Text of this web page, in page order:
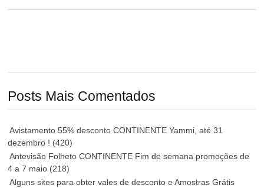
Posts Mais Comentados
Avistamento 55% desconto CONTINENTE Yammi, até 31
dezembro ! (420)
Antevisão Folheto CONTINENTE Fim de semana promoções de
4 a 7 maio (218)
Alguns sites para obter vales de desconto e Amostras Grátis